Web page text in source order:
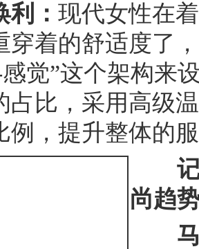
利： 现代女性在
穿着的舒适度了
觉”这个架构来
占比，采用高级
例，提升整体的
尚趋
马